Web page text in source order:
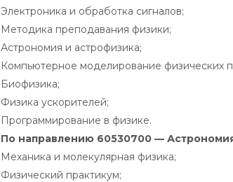
Электроника и обработка сигналов;
Методика преподавания физики;
Астрономия и астрофизика;
Компьютерное моделирование физических
Биофизика;
Физика ускорителей;
Программирование в физике.
По направлению 60530700 —
Механика и молекулярная физика;
Физический практикум;